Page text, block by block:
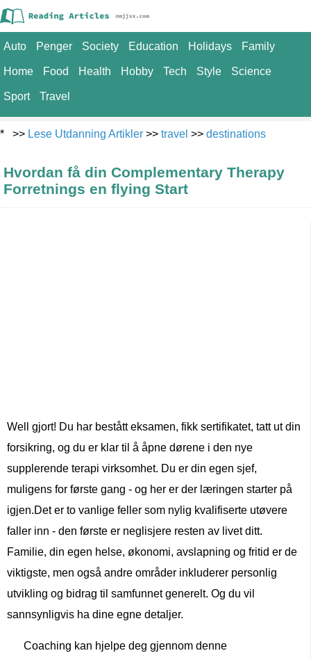
Auto Penger Society Education Holidays Family
Home Food Health Hobby Tech Style Science
Sport Travel
* >> Lese Utdanning Artikler >> travel >> destinations
Hvordan få din Complementary Therapy
Forretnings en flying Start
Well gjort! Du har bestått eksamen, fikk sertifikatet, tatt ut din
forsikring, og du er klar til å åpne dørene i den nye
supplerende terapi virksomhet. Du er din egen sjef,
muligens for første gang - og her er der læringen starter på
igjen.Det er to vanlige feller som nylig kvalifiserte utøvere
faller inn - den første er neglisjere resten av livet ditt.
Familie, din egen helse, økonomi, avslapning og fritid er de
viktigste, men også andre områder inkluderer personlig
utvikling og bidrag til samfunnet generelt. Og du vil
sannsynligvis ha dine egne detaljer.
Coaching kan hjelpe deg gjennom denne